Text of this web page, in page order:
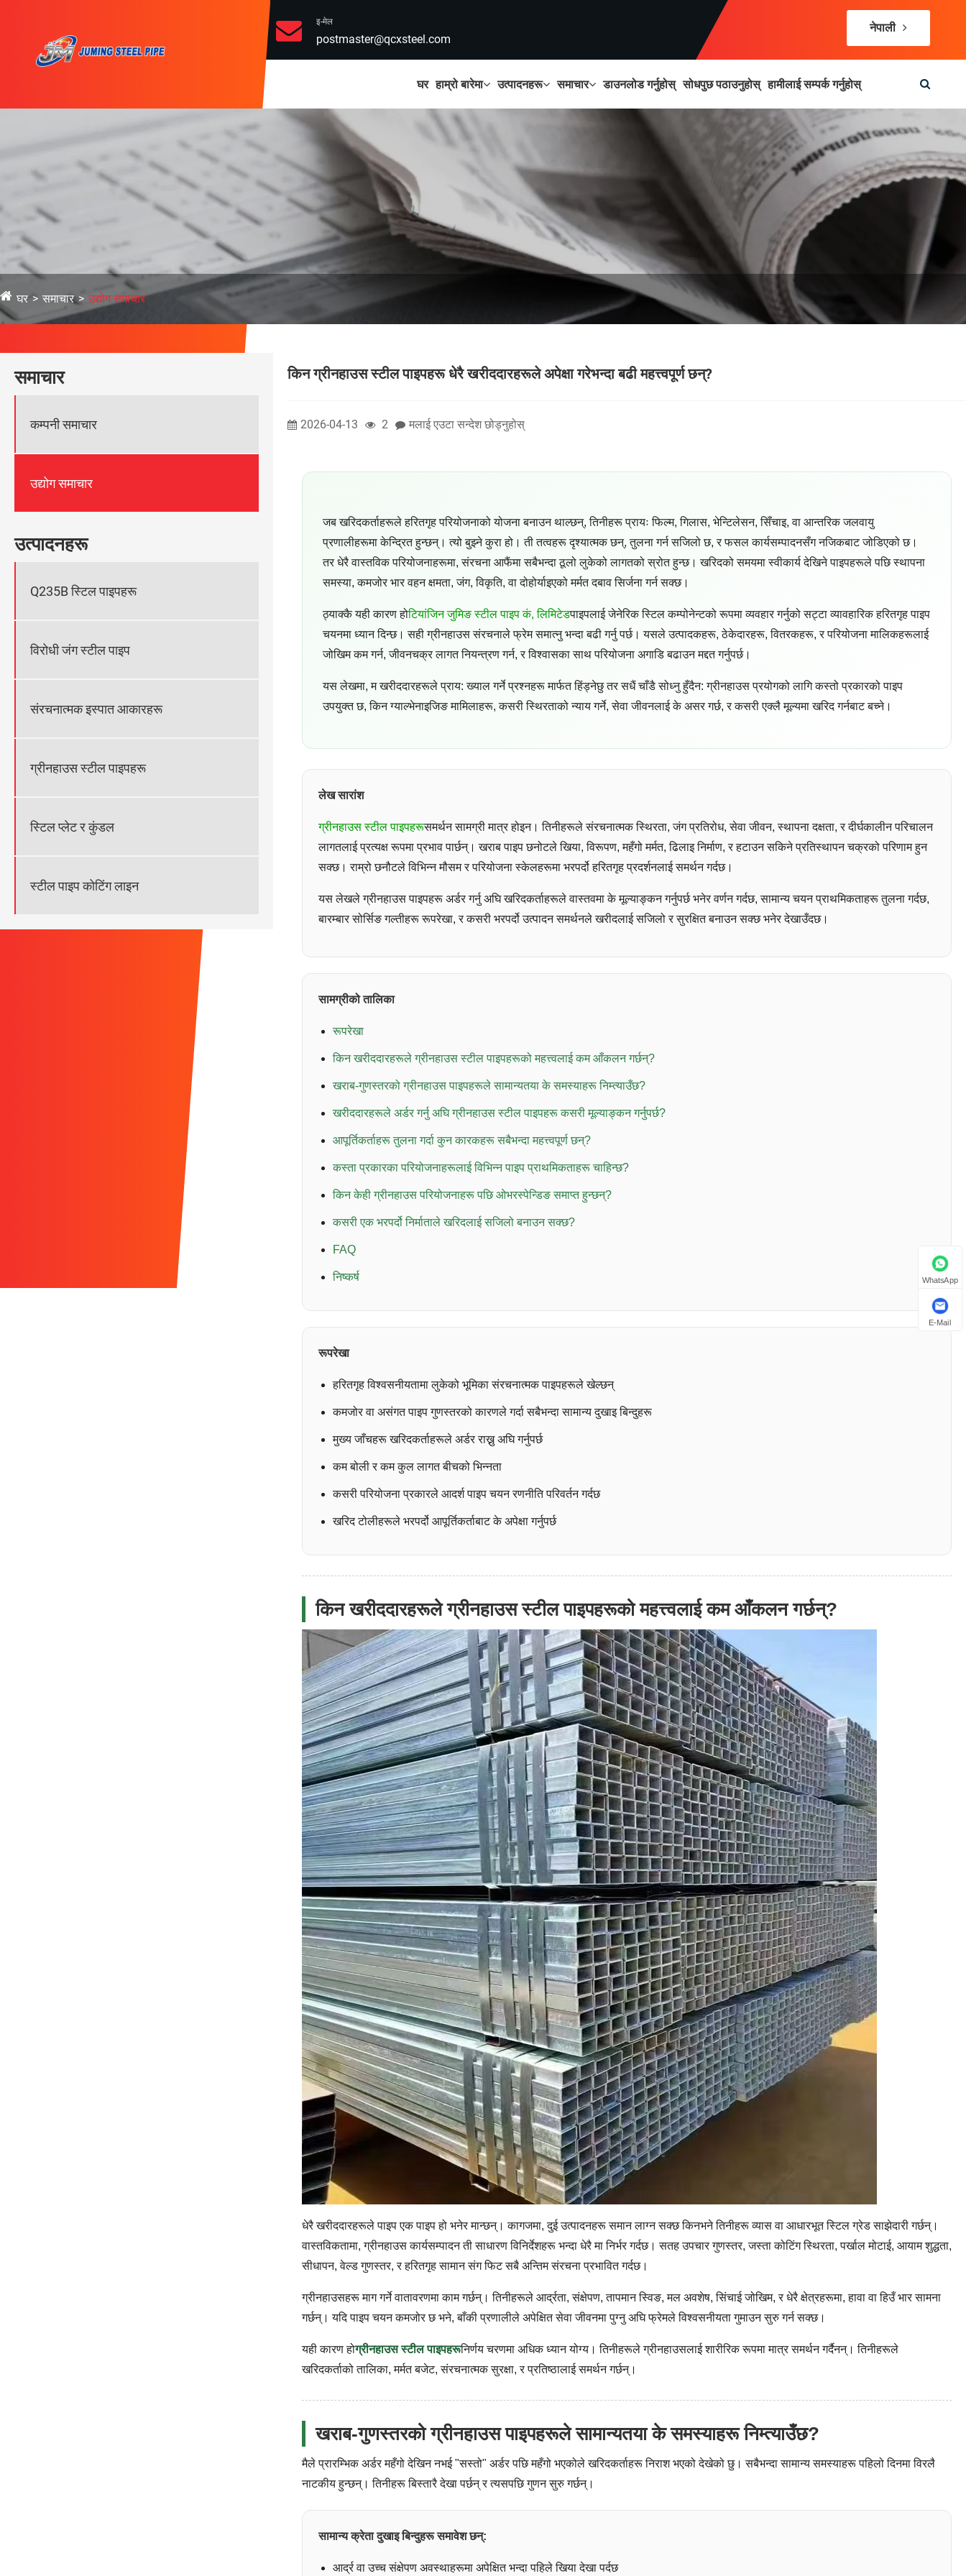
इ-मेल
postmaster@qcxsteel.com
नेपाली
घर हाम्रो बारेमा उत्पादनहरू समाचार डाउनलोड गर्नुहोस् सोधपुछ पठाउनुहोस् हामीलाई सम्पर्क गर्नुहोस्
घर समाचार उद्योग समाचार
समाचार
कम्पनी समाचार
उद्योग समाचार
उत्पादनहरू
Q235B स्टिल पाइपहरू
विरोधी जंग स्टील पाइप
संरचनात्मक इस्पात आकारहरू
ग्रीनहाउस स्टील पाइपहरू
स्टिल प्लेट र कुंडल
स्टील पाइप कोटिंग लाइन
किन ग्रीनहाउस स्टील पाइपहरू धेरै खरीददारहरूले अपेक्षा गरेभन्दा बढी महत्त्वपूर्ण छन्?
2026-04-13 2 मलाई एउटा सन्देश छोड्नुहोस्
जब खरिदकर्ताहरूले हरितगृह परियोजनाको योजना बनाउन थाल्छन्, तिनीहरू प्रायः फिल्म, गिलास, भेन्टिलेसन, सिँचाइ, वा आन्तरिक जलवायु
प्रणालीहरूमा केन्द्रित हुन्छन्। त्यो बुझ्ने कुरा हो। ती तत्वहरू दृश्यात्मक छन्, तुलना गर्न सजिलो छ, र फसल कार्यसम्पादनसँग नजिकबाट जोडिएको छ।
तर धेरै वास्तविक परियोजनाहरूमा, संरचना आफैंमा सबैभन्दा ठूलो लुकेको लागतको स्रोत हुन्छ। खरिदको समयमा स्वीकार्य देखिने पाइपहरूले पछि स्थापना
समस्या, कमजोर भार वहन क्षमता, जंग, विकृति, वा दोहोर्याइएको मर्मत दबाव सिर्जना गर्न सक्छ।
ठ्याक्कै यही कारण होटियांजिन जुमिङ स्टील पाइप कं, लिमिटेडपाइपलाई जेनेरिक स्टिल कम्पोनेन्टको रूपमा व्यवहार गर्नुको सट्टा व्यावहारिक हरितगृह पाइप
चयनमा ध्यान दिन्छ। सही ग्रीनहाउस संरचनाले फ्रेम समात्नु भन्दा बढी गर्नु पर्छ। यसले उत्पादकहरू, ठेकेदारहरू, वितरकहरू, र परियोजना मालिकहरूलाई
जोखिम कम गर्न, जीवनचक्र लागत नियन्त्रण गर्न, र विश्वासका साथ परियोजना अगाडि बढाउन मद्दत गर्नुपर्छ।
यस लेखमा, म खरीददारहरूले प्राय: ख्याल गर्ने प्रश्नहरू मार्फत हिंड्नेछु तर सधैं चाँडै सोध्नु हुँदैन: ग्रीनहाउस प्रयोगको लागि कस्तो प्रकारको पाइप
उपयुक्त छ, किन ग्याल्भेनाइजिङ मामिलाहरू, कसरी स्थिरताको न्याय गर्ने, सेवा जीवनलाई के असर गर्छ, र कसरी एक्लै मूल्यमा खरिद गर्नबाट बच्ने।
लेख सारांश
ग्रीनहाउस स्टील पाइपहरूसमर्थन सामग्री मात्र होइन। तिनीहरूले संरचनात्मक स्थिरता, जंग प्रतिरोध, सेवा जीवन, स्थापना दक्षता, र दीर्घकालीन परिचालन
लागतलाई प्रत्यक्ष रूपमा प्रभाव पार्छन्। खराब पाइप छनोटले खिया, विरूपण, महँगो मर्मत, ढिलाइ निर्माण, र हटाउन सकिने प्रतिस्थापन चक्रको परिणाम हुन
सक्छ। राम्रो छनौटले विभिन्न मौसम र परियोजना स्केलहरूमा भरपर्दो हरितगृह प्रदर्शनलाई समर्थन गर्दछ।
यस लेखले ग्रीनहाउस पाइपहरू अर्डर गर्नु अघि खरिदकर्ताहरूले वास्तवमा के मूल्याङ्कन गर्नुपर्छ भनेर वर्णन गर्दछ, सामान्य चयन प्राथमिकताहरू तुलना गर्दछ,
बारम्बार सोर्सिङ गल्तीहरू रूपरेखा, र कसरी भरपर्दो उत्पादन समर्थनले खरीदलाई सजिलो र सुरक्षित बनाउन सक्छ भनेर देखाउँदछ।
सामग्रीको तालिका
रूपरेखा
किन खरीददारहरूले ग्रीनहाउस स्टील पाइपहरूको महत्त्वलाई कम आँकलन गर्छन्?
खराब-गुणस्तरको ग्रीनहाउस पाइपहरूले सामान्यतया के समस्याहरू निम्त्याउँछ?
खरीददारहरूले अर्डर गर्नु अघि ग्रीनहाउस स्टील पाइपहरू कसरी मूल्याङ्कन गर्नुपर्छ?
आपूर्तिकर्ताहरू तुलना गर्दा कुन कारकहरू सबैभन्दा महत्त्वपूर्ण छन्?
कस्ता प्रकारका परियोजनाहरूलाई विभिन्न पाइप प्राथमिकताहरू चाहिन्छ?
किन केही ग्रीनहाउस परियोजनाहरू पछि ओभरस्पेन्डिङ समाप्त हुन्छन्?
कसरी एक भरपर्दो निर्माताले खरिदलाई सजिलो बनाउन सक्छ?
FAQ
निष्कर्ष
रूपरेखा
हरितगृह विश्वसनीयतामा लुकेको भूमिका संरचनात्मक पाइपहरूले खेल्छन्
कमजोर वा असंगत पाइप गुणस्तरको कारणले गर्दा सबैभन्दा सामान्य दुखाइ बिन्दुहरू
मुख्य जाँचहरू खरिदकर्ताहरूले अर्डर राख्नु अघि गर्नुपर्छ
कम बोली र कम कुल लागत बीचको भिन्नता
कसरी परियोजना प्रकारले आदर्श पाइप चयन रणनीति परिवर्तन गर्दछ
खरिद टोलीहरूले भरपर्दो आपूर्तिकर्ताबाट के अपेक्षा गर्नुपर्छ
किन खरीददारहरूले ग्रीनहाउस स्टील पाइपहरूको महत्त्वलाई कम आँकलन गर्छन्?
धेरै खरीददारहरूले पाइप एक पाइप हो भनेर मान्छन्। कागजमा, दुई उत्पादनहरू समान लाग्न सक्छ किनभने तिनीहरू व्यास वा आधारभूत स्टिल ग्रेड साझेदारी गर्छन्।
वास्तविकतामा, ग्रीनहाउस कार्यसम्पादन ती साधारण विनिर्देशहरू भन्दा धेरै मा निर्भर गर्दछ। सतह उपचार गुणस्तर, जस्ता कोटिंग स्थिरता, पर्खाल मोटाई, आयाम शुद्धता,
सीधापन, वेल्ड गुणस्तर, र हरितगृह सामान संग फिट सबै अन्तिम संरचना प्रभावित गर्दछ।
ग्रीनहाउसहरू माग गर्ने वातावरणमा काम गर्छन्। तिनीहरूले आर्द्रता, संक्षेपण, तापमान स्विङ, मल अवशेष, सिंचाई जोखिम, र धेरै क्षेत्रहरूमा, हावा वा हिउँ भार सामना
गर्छन्। यदि पाइप चयन कमजोर छ भने, बाँकी प्रणालीले अपेक्षित सेवा जीवनमा पुग्नु अघि फ्रेमले विश्वसनीयता गुमाउन सुरु गर्न सक्छ।
यही कारण होग्रीनहाउस स्टील पाइपहरूनिर्णय चरणमा अधिक ध्यान योग्य। तिनीहरूले ग्रीनहाउसलाई शारीरिक रूपमा मात्र समर्थन गर्दैनन्। तिनीहरूले
खरिदकर्ताको तालिका, मर्मत बजेट, संरचनात्मक सुरक्षा, र प्रतिष्ठालाई समर्थन गर्छन्।
खराब-गुणस्तरको ग्रीनहाउस पाइपहरूले सामान्यतया के समस्याहरू निम्त्याउँछ?
मैले प्रारम्भिक अर्डर महँगो देखिन नभई "सस्तो" अर्डर पछि महँगो भएकोले खरिदकर्ताहरू निराश भएको देखेको छु। सबैभन्दा सामान्य समस्याहरू पहिलो दिनमा विरलै
नाटकीय हुन्छन्। तिनीहरू बिस्तारै देखा पर्छन् र त्यसपछि गुणन सुरु गर्छन्।
सामान्य क्रेता दुखाइ बिन्दुहरू समावेश छन्:
आर्द्र वा उच्च संक्षेपण अवस्थाहरूमा अपेक्षित भन्दा पहिले खिया देखा पर्दछ
WhatsApp
E-Mail